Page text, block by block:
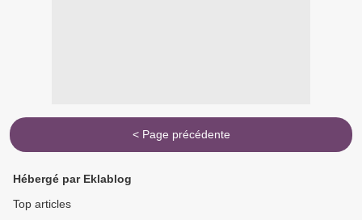
< Page précédente
Hébergé par Eklablog
Top articles